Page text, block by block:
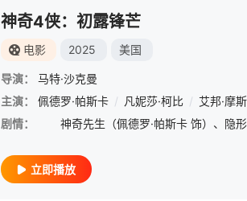
神奇4侠：初露锋芒
电影 2025 美国
导演：
马特·沙克曼
主演：
佩德罗·帕斯卡 / 凡妮莎·柯比 / 艾邦·摩斯-巴
剧情：
立即播放